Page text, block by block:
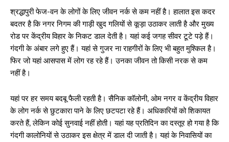
श्रद्धापुरी फेज-वन के लोगों के लिए जीवन नर्क से कम नहीं है। हालात इस कदर
बदतर है कि नगर निगम की गाड़ी खुद गलियों से कूड़ा उठाकर लाती है और मुख्य
रोड पर केंद्रीय विहार के निकट डाल देती है। यहां कई जगह सीवर टूटे पड़े हैं।
गंदगी के अंबार लगे हुए हैं। यहां से गुजर ना राहगीरों के लिए भी बहुत मुश्किल है।
फिर जो यहां आसपास में लोग रह रहे हैं। उनका जीवन तो किसी नरक से कम
नहीं है।
यहां पर हर समय बदबू फैली रहती है। सैनिक कॉलोनी, ओम नगर व केंद्रीय विहार
के लोग नर्क से छुटकारा पाने के लिए छटपटा रहे हैं। अधिकारियों को शिकायत
करते हैं, लेकिन कोई सुनवाई नहीं होती। यहां यह प्रतिदिन का दस्तूर हो गया है कि
गंदगी कालोनियों से उठाकर इस क्षेत्र में डाल दी जाती है। यहां के निवासियों का